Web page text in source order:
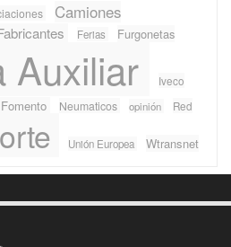
Camiones
Ferias Furgonetas
Auxiliar
Iveco
Neumaticos opinión Red
Unión Europea Wtransnet